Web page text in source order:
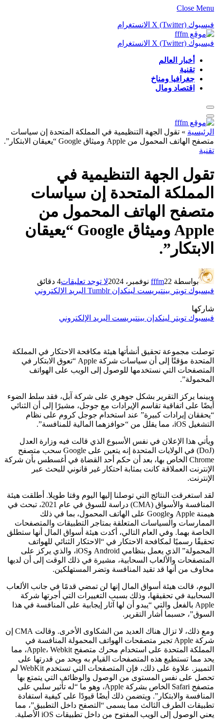
Close Menu
فيسبوك X (Twitter) الانستغرام
فيسبوك X (Twitter) الانستغرام
أخبار العالم
تقنية
جغرافيا ومناخ
اقتصاد ومال
الرئيسية»تقول الجهة التنظيمية في المملكة المتحدة إن سياسات
متصفح الهاتف المحمول من Apple وميثاق Google “يعيقان الابتكار”.
تقنية
تقول الجهة التنظيمية في
المملكة المتحدة إن سياسات
متصفح الهاتف المحمول من
Apple وميثاق Google “يعيقان
الابتكار”.
بواسطة fffm22 نوفمبر، 2024 لا توجد تعليقات4 دقائق
فيسبوك تويتر بينتيريست لينكدإن Tumblr البريد الإلكتروني
شاركها
فيسبوك تويتر لينكدإن بينتيريست البريد الإلكتروني
توصلت مجموعة تحقيق أنشأتها هيئة مكافحة الاحتكار في المملكة
المتحدة مؤقتًا إلى أن سياسات شركة Apple “تعوق الابتكار في
المتصفحات التي نستخدمها للوصول إلى الويب على الهواتف
المحمولة”.
وبينما يركز التقرير بشكل جوهري على شركة آبل، فقد سلط الضوء
أيضًا على اتفاقية تقاسم الإيرادات مع جوجل، مشيرًا إلى أن الثنائي
“يحققان إيرادات كبيرة” عند استخدام جوجل كروم على نظام
التشغيل iOS، مما يقلل من “حوافزهما المالية للمنافسة”.
ويأتي هذا الإعلان في نفس الأسبوع الذي قالت فيه وزارة العدل
(DoJ) في الولايات المتحدة إنه يتعين على Google سحب متصفح
Chrome الخاص بها، بعد أن حكم أحد القضاة في أغسطس بأن شركة
الإنترنت العملاقة كانت بمثابة احتكار غير قانوني للبحث عبر
الإنترنت.
لقد استغرقت النتائج التي توصلنا إليها اليوم وقتا طويلا. أطلقت هيئة
المنافسة والأسواق (CMA) دراسة للسوق في عام 2021، تبحث في
هيمنة Apple وGoogle على الهاتف المحمول، بما في ذلك
الممارسات والسياسات المتعلقة بمتاجر التطبيقات والمتصفحات
الخاصة بهما. وفي العام التالي، أكدت هيئة أسواق المال أنها ستطلق
تحقيقًا رسميًا لمكافحة الاحتكار في “الاحتكار الثنائي للهواتف
المحمولة” الذي يعمل بنظامي Android وiOS، والذي يركز على
المتصفحات والألعاب السحابية، مشيرة في ذلك الوقت إلى أن لديها
مخاوف من أنها قد تقيد المنافسة وتضر المستهلكين.
اليوم، قالت هيئة أسواق المال إنها لن تمضي قدمًا في جانب الألعاب
السحابية في تحقيقها، وذلك بسبب التغييرات التي أجرتها شركة
Apple بالفعل والتي “يبدو أن لها آثار إيجابية على المنافسة في هذا
السوق”، حسبما أشار التقرير.
ومع ذلك، لا تزال هناك العديد من الشكاوى الأخرى. وقالت CMA إن
شركة Apple تجبر متصفحات الهواتف المحمولة المنافسة في
المملكة المتحدة على استخدام محرك متصفح Apple، Webkit، مما
يحد مما تستطيع هذه المتصفحات القيام به ويحد من قدرتها على
التمييز. علاوة على ذلك، فإن المتصفحات التي تستخدم WebKit لم
تحصل على نفس المستوى من الوصول والوظائف التي يتمتع بها
متصفح Safari الخاص بشركة Apple، وهو ما “له تأثير سلبي على
المنافسة والابتكار”. ويتضمن ذلك أيضًا قيودًا على كيفية استفادة
تطبيقات الطرف الثالث مما يسمى “التصفح داخل التطبيق”، مما
يعني الوصول إلى الويب المفتوح من داخل تطبيقات iOS الأصلية.